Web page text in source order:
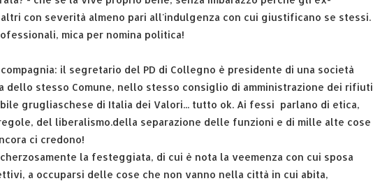
con severità almeno pari all'indulgenza con cui giustificano se stessi.
mica per nomina politica!
il segretario del PD di Collegno è presidente di una società
dello stesso Comune, nello stesso consiglio di amministrazione dei rifiuti
grugliaschese di Italia dei Valori... tutto ok. Ai fessi parlano di etica,
del liberalismo.della separazione delle funzioni e di mille alte cose
ci credono!
la festeggiata, di cui è nota la veemenza con cui sposa
a occuparsi delle cose che non vanno nella città in cui abita,